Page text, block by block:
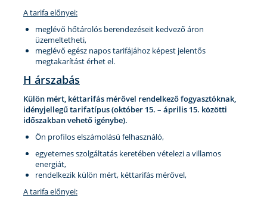
A tarifa előnyei:
meglévő hőtárolós berendezéseit kedvező áron
üzemeltetheti,
meglévő egész napos tarifájához képest jelentős
megtakarítást érhet el.
H árszabás
Külön mért, kéttarifás mérővel rendelkező fogyasztóknak,
idényjellegű tarifatípus (október 15. – április 15. közötti
időszakban vehető igénybe).
Ön profilos elszámolású felhasználó,
egyetemes szolgáltatás keretében vételezi a villamos
energiát,
rendelkezik külön mért, kéttarifás mérővel,
A tarifa előnyei: